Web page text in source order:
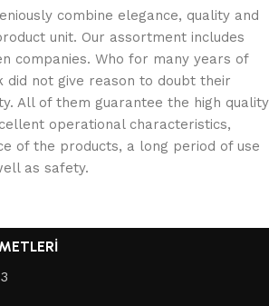
combine elegance, quality and
unit. Our assortment includes
companies. Who for many years of
did not give reason to doubt their
All of them guarantee the high quality
operational characteristics,
of the products, a long period of use
as safety.